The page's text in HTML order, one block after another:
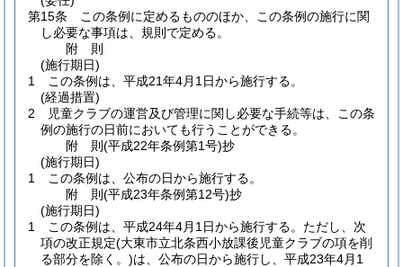
第15条
この条例に定めるもののほか、この条例の施行に関
し必要な事項は、規則で定める。
附 則
(施行期日)
1
この条例は、平成21年4月1日から施行する。
(経過措置)
2
児童クラブの運営及び管理に関し必要な手続等は、この条
例の施行の日前においても行うことができる。
附 則(平成22年条例第1号)抄
(施行期日)
1
この条例は、公布の日から施行する。
附 則(平成23年条例第12号)抄
(施行期日)
1
この条例は、平成24年4月1日から施行する。 ただし、次
項の改正規定(大東市立北条西小放課後児童クラブの項を削
る部分を除く。)は、公布の日から施行し、平成23年4月1